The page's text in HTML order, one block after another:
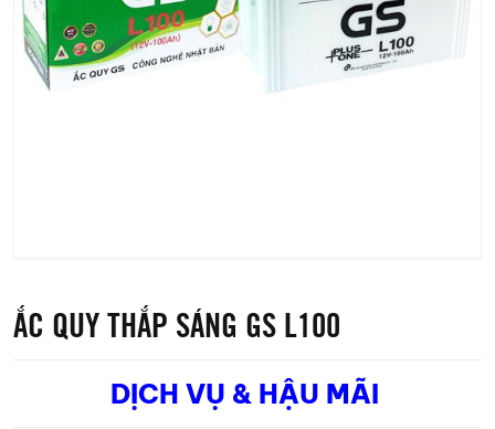
ẮC QUY THẮP SÁNG GS L100
DỊCH VỤ & HẬU MÃI